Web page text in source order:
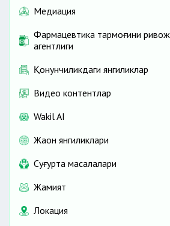
Медиация
Фармацевтика тармоғини
агентлиги
Қонунчиликдаги янгиликлар
Видео контентлар
Wakil AI
Жаҳон янгиликлари
Cуғурта масалалари
Жамият
Локация